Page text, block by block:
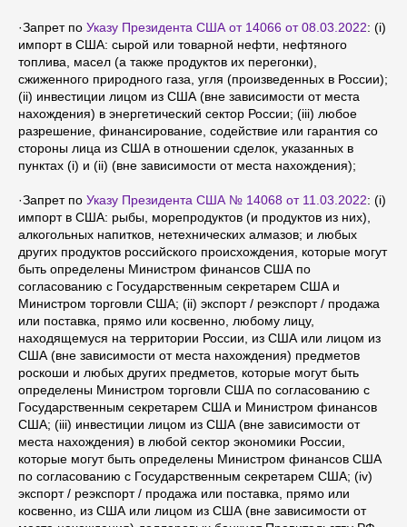
·Запрет по Указу Президента США от 14066 от 08.03.2022: (i)
импорт в США: сырой или товарной нефти, нефтяного
топлива, масел (а также продуктов их перегонки),
сжиженного природного газа, угля (произведенных в России);
(ii) инвестиции лицом из США (вне зависимости от места
нахождения) в энергетический сектор России; (iii) любое
разрешение, финансирование, содействие или гарантия со
стороны лица из США в отношении сделок, указанных в
пунктах (i) и (ii) (вне зависимости от места нахождения);
·Запрет по Указу Президента США № 14068 от 11.03.2022: (i)
импорт в США: рыбы, морепродуктов (и продуктов из них),
алкогольных напитков, нетехнических алмазов; и любых
других продуктов российского происхождения, которые могут
быть определены Министром финансов США по
согласованию с Государственным секретарем США и
Министром торговли США; (ii) экспорт / реэкспорт / продажа
или поставка, прямо или косвенно, любому лицу,
находящемуся на территории России, из США или лицом из
США (вне зависимости от места нахождения) предметов
роскоши и любых других предметов, которые могут быть
определены Министром торговли США по согласованию с
Государственным секретарем США и Министром финансов
США; (iii) инвестиции лицом из США (вне зависимости от
места нахождения) в любой сектор экономики России,
которые могут быть определены Министром финансов США
по согласованию с Государственным секретарем США; (iv)
экспорт / реэкспорт / продажа или поставка, прямо или
косвенно, из США или лицом из США (вне зависимости от